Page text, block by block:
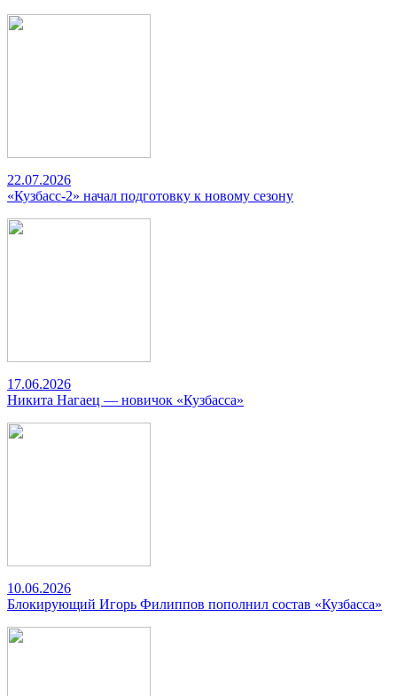
22.07.2026
«Кузбасс-2» начал подготовку к новому сезону
17.06.2026
Никита Нагаец — новичок «Кузбасса»
10.06.2026
Блокирующий Игорь Филиппов пополнил состав «Кузбасса»